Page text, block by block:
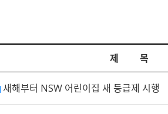
제 목
새해부터 NSW 어린이집 새 등급제 시행